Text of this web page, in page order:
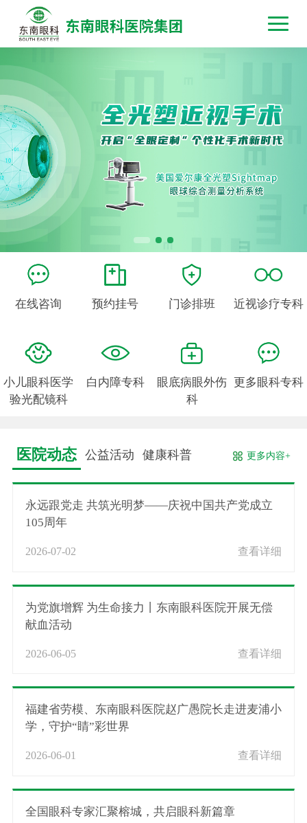
在线咨询 预约挂号 门诊排班 近视诊疗专科
小儿眼科医学
验光配镜科
白内障专科
眼底病眼外伤
科
更多眼科专科
医院动态 公益活动 健康科普 更多内容+
永远跟党走 共筑光明梦——庆祝中国共产党成立
105周年
2026-07-02 查看详细
为党旗增辉 为生命接力丨东南眼科医院开展无偿
献血活动
2026-06-05 查看详细
福建省劳模、东南眼科医院赵广愚院长走进麦浦小
学，守护“睛”彩世界
2026-06-01 查看详细
全国眼科专家汇聚榕城，共启眼科新篇章